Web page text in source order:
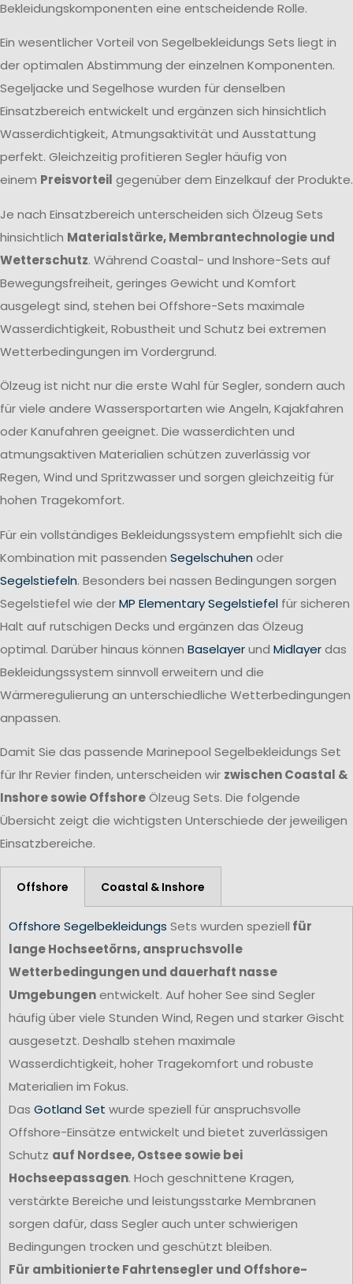
Bekleidungskomponenten eine entscheidende Rolle.
Ein wesentlicher Vorteil von Segelbekleidungs Sets liegt in
der optimalen Abstimmung der einzelnen Komponenten.
Segeljacke und Segelhose wurden für denselben
Einsatzbereich entwickelt und ergänzen sich hinsichtlich
Wasserdichtigkeit, Atmungsaktivität und Ausstattung
perfekt. Gleichzeitig profitieren Segler häufig von
einem Preisvorteil gegenüber dem Einzelkauf der Produkte.
Je nach Einsatzbereich unterscheiden sich Ölzeug Sets
hinsichtlich Materialstärke, Membrantechnologie und
Wetterschutz. Während Coastal- und Inshore-Sets auf
Bewegungsfreiheit, geringes Gewicht und Komfort
ausgelegt sind, stehen bei Offshore-Sets maximale
Wasserdichtigkeit, Robustheit und Schutz bei extremen
Wetterbedingungen im Vordergrund.
Ölzeug ist nicht nur die erste Wahl für Segler, sondern auch
für viele andere Wassersportarten wie Angeln, Kajakfahren
oder Kanufahren geeignet. Die wasserdichten und
atmungsaktiven Materialien schützen zuverlässig vor
Regen, Wind und Spritzwasser und sorgen gleichzeitig für
hohen Tragekomfort.
Für ein vollständiges Bekleidungssystem empfiehlt sich die
Kombination mit passenden Segelschuhen oder
Segelstiefeln. Besonders bei nassen Bedingungen sorgen
Segelstiefel wie derMP Elementary Segelstiefel für sicheren
Halt auf rutschigen Decks und ergänzen das Ölzeug
optimal. Darüber hinaus können Baselayerund Midlayerdas
Bekleidungssystem sinnvoll erweitern und die
Wärmeregulierung an unterschiedliche Wetterbedingungen
anpassen.
Damit Sie das passende Marinepool Segelbekleidungs Set
für Ihr Revier finden, unterscheiden wir zwischen Coastal &
Inshore sowie OffshoreÖlzeug Sets. Die folgende
Übersicht zeigt die wichtigsten Unterschiede der jeweiligen
Einsatzbereiche.
Offshore Coastal & Inshore
Offshore Segelbekleidungs Sets wurden speziell für
lange Hochseetörns, anspruchsvolle
Wetterbedingungen und dauerhaft nasse
Umgebungenentwickelt. Auf hoher See sind Segler
häufig über viele Stunden Wind, Regen und starker Gischt
ausgesetzt. Deshalb stehen maximale
Wasserdichtigkeit, hoher Tragekomfort und robuste
Materialien im Fokus.
Das Gotland Set wurde speziell für anspruchsvolle
Offshore-Einsätze entwickelt und bietet zuverlässigen
Schutz auf Nordsee, Ostsee sowie bei
Hochseepassagen. Hoch geschnittene Kragen,
verstärkte Bereiche und leistungsstarke Membranen
sorgen dafür, dass Segler auch unter schwierigen
Bedingungen trocken und geschützt bleiben.
Für ambitionierte Fahrtensegler und Offshore-